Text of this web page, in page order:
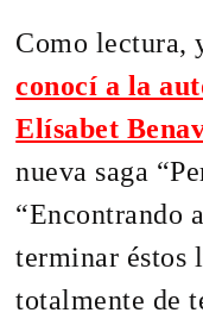
Como lectura,
conocí a la
Elísabet
nueva saga
“Encontrando
terminar éstos
totalmente de